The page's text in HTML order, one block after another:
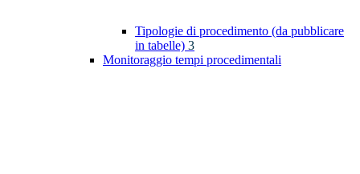
Tipologie di procedimento (da pubblicare
in tabelle) 3
Monitoraggio tempi procedimentali